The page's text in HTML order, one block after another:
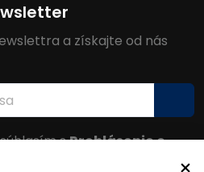
a získajte od nás
sPrehlásenie o